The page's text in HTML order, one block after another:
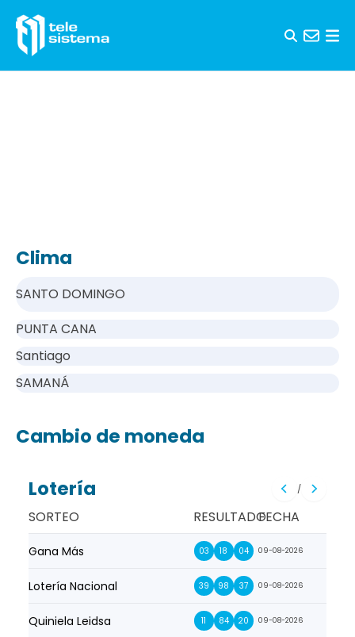
Clima
SANTO DOMINGO
PUNTA CANA
Santiago
SAMANÁ
Cambio de moneda
Lotería /
SORTEO RESULTADOFECHA
Gana Más 03 18 04 09-08-2026
Lotería Nacional 39 98 37 09-08-2026
Quiniela Leidsa 11 84 20 09-08-2026